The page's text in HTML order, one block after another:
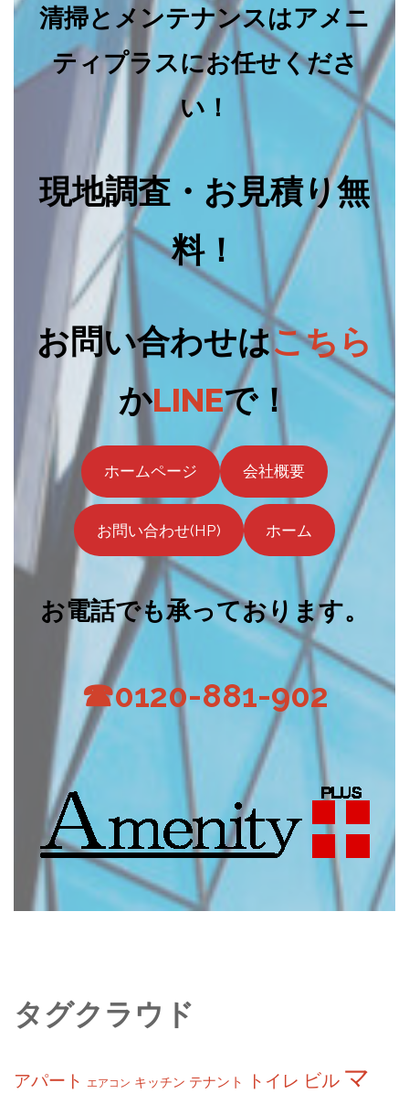
清掃とメンテナンスはアメニ
ティプラスにお任せくださ
い！
現地調査・お見積り無
料！
お問い合わせはこちら
かLINEで！
ホームページ 会社概要
お問い合わせ(HP) ホーム
お電話でも承っております。
☎0120-881-902
タグクラウド
アパート エアコン キッチン テナント トイレ ビル マ